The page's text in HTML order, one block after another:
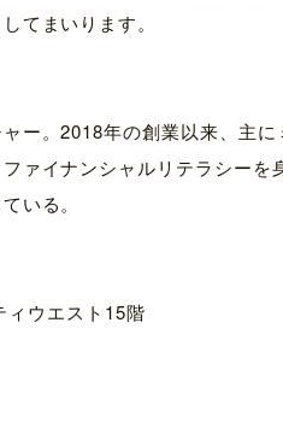
てまいります。
ー。2018年の創業以来、主
ァイナンシャルリテラシー
いる。
ィウエスト15階